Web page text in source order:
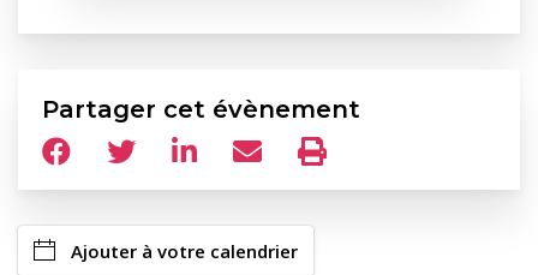
Partager cet évènement
Ajouter à votre calendrier